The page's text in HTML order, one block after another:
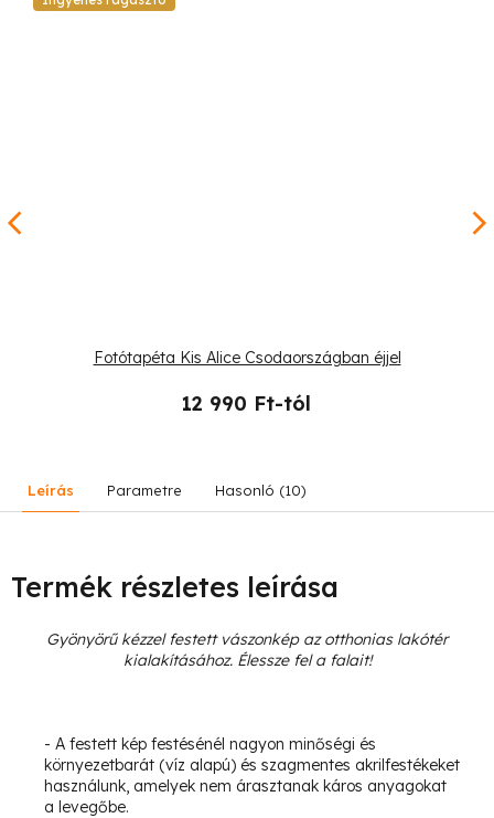
Fotótapéta Kis Alice Csodaországban éjjel
12 990 Ft-tól
Leírás Parametre Hasonló (10)
Termék részletes leírása
Gyönyörű kézzel festett vászonkép az otthonias lakótér
kialakításához. Élessze fel a falait!
- A festett kép festésénél nagyon minőségi és
környezetbarát (víz alapú) és szagmentes akrilfestékeket
használunk, amelyek nem árasztanak káros anyagokat
a levegőbe.